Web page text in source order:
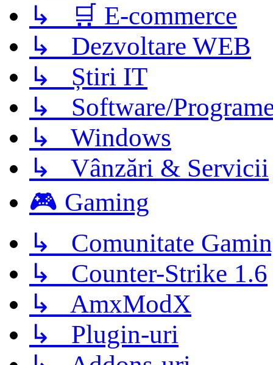
↳ 🛒 E-commerce
↳ Dezvoltare WEB
↳ Știri IT
↳ Software/
↳ Windows
↳ Vânzări & Servicii
🎮 Gaming
↳ Comunitate
↳ Counter-Strike 1.6
↳ AmxModX
↳ Plugin-uri